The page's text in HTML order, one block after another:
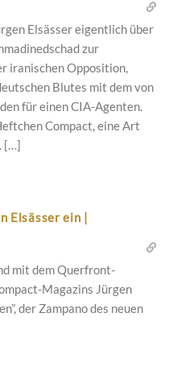
Elsässer eigentlich über
zur
iranischen Opposition,
Blutes mit dem von
für einen CIA-Agenten.
Compact, eine Art
[…]
ein |
mit dem Querfront-
Magazins Jürgen
der Zampano des neuen